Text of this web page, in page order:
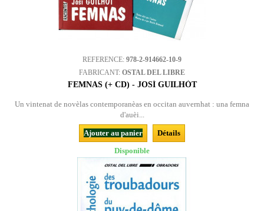
REFERENCE: 978-2-914662-10-9
FABRICANT: OSTAL DEL LIBRE
FEMNAS (+ CD) - JOSÍ GUILHÒT
Un vintenat de novèlas contemporanèas en occitan auvernhat : una femna
d'auèi...
Ajouter au panier
Détails
Disponible